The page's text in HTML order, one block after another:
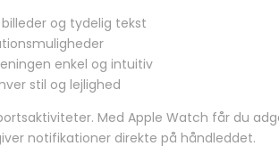
og tydelig tekst
enkel og intuitiv
stil og lejlighed
Med Apple Watch får du
notifikationer direkte på håndleddet.